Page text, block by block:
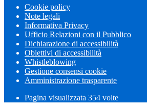
Cookie policy
Note legali
Informativa Privacy
Ufficio Relazioni con il Pubblico
Dichiarazione di accessibilità
Obiettivi di accessibilità
Whistleblowing
Gestione consensi cookie
Amministrazione trasparente
Pagina visualizzata 354 volte